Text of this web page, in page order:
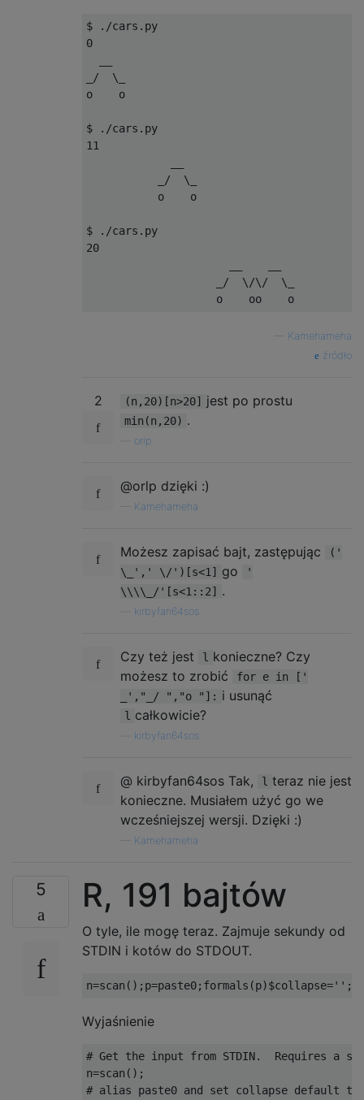
$ ./cars.py
0
_/  \_
o    o
$ ./cars.py
11
_/  \_
o    o
$ ./cars.py
20
                    _/  \/\/  \_
Kamehameha
źródło
2 (n,20)[n>20] jest po prostu
min(n,20) .
orlp
@orlp dzięki :)
Kamehameha
Możesz zapisać bajt, zastępując
('
\_',' \/')[s<1]
go
'
\\\\_/'[s<1::2]
.
kirbyfan64sos
Czy też jest l konieczne? Czy
możesz to zrobić
for e in ['
_',"_/ ","o "]: i usunąć
l całkowicie?
kirbyfan64sos
@ kirbyfan64sos Tak, l teraz nie jest
konieczne. Musiałem użyć go we
wcześniejszej wersji. Dzięki :)
Kamehameha
5 R, 191 bajtów
O tyle, ile mogę teraz. Zajmuje sekundy od
STDIN i kotów do STDOUT.
n=scan (); p=paste0; formals (p)$collapse='' ;
Wyjaśnienie
# Get the input from STDIN.  Requires a
n=scan ();
# alias paste0 and set collapse default